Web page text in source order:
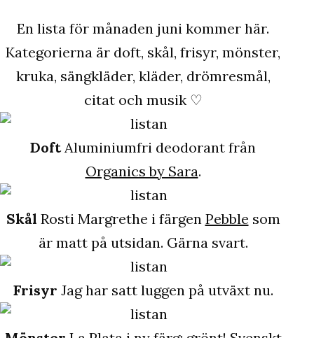
En lista för månaden juni kommer här.
Kategorierna är doft, skål, frisyr, mönster,
kruka, sängkläder, kläder, drömresmål,
citat och musik ♡
DoftAluminiumfri deodorant från
Organics by Sara.
Skål Rosti Margrethe i färgen Pebble som
är matt på utsidan. Gärna svart.
Frisyr Jag har satt luggen på utväxt nu.